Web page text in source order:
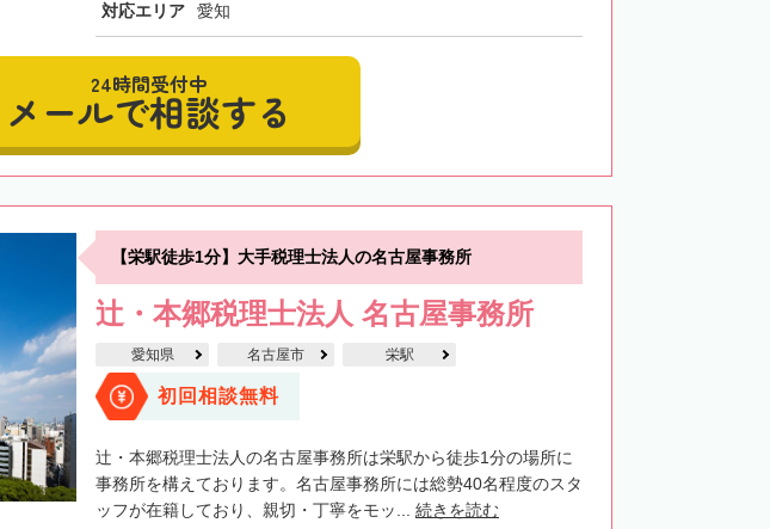
対応エリア 愛知
24時間受付中
メールで相談する
【栄駅徒歩1分】大手税理士法人の名古屋事務所
辻・本郷税理士法人 名古屋事務所
愛知県 名古屋市 栄駅
初回相談無料
辻・本郷税理士法人の名古屋事務所は栄駅から徒歩1分の場所に
事務所を構えております。名古屋事務所には総勢40名程度のスタ
ッフが在籍しており、親切・丁寧をモッ... 続きを読む